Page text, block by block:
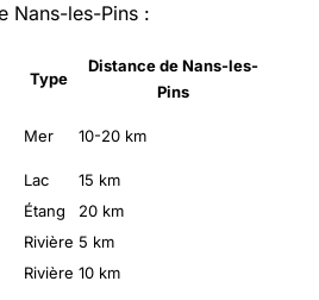
Nans-les-Pins :
Type
Distance de Nans-les-
Pins
Mer 10-20 km
Lac
15 km
Étang
20 km
Rivière 5 km
Rivière 10 km